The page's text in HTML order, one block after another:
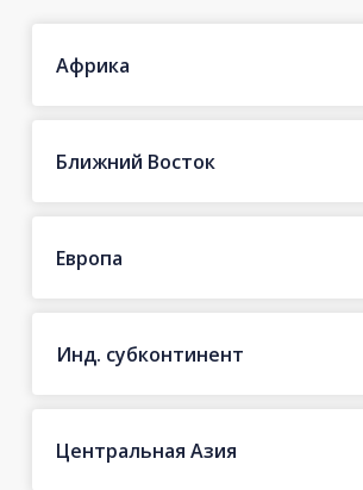
Африка
Ближний Восток
Европа
Инд. субконтинент
Центральная Азия